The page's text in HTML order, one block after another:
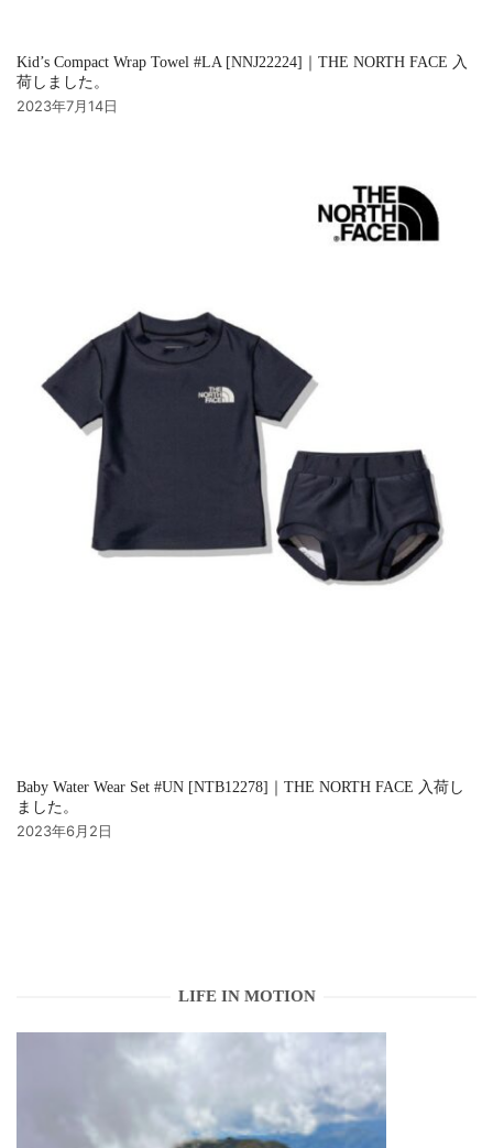
Kid’s Compact Wrap Towel #LA [NNJ22224]｜THE NORTH FACE 入
荷しました。
2023年7月14日
Baby Water Wear Set #UN [NTB12278]｜THE NORTH FACE 入荷し
ました。
2023年6月2日
LIFE IN MOTION